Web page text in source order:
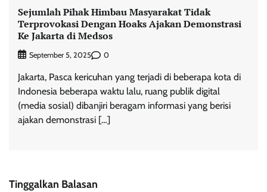
Sejumlah Pihak Himbau Masyarakat Tidak
Terprovokasi Dengan Hoaks Ajakan Demonstrasi
Ke Jakarta di Medsos
September 5, 2025 0
Jakarta, Pasca kericuhan yang terjadi di beberapa kota di
Indonesia beberapa waktu lalu, ruang publik digital
(media sosial) dibanjiri beragam informasi yang berisi
ajakan demonstrasi […]
Tinggalkan Balasan